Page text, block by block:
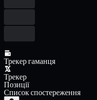
Трекер гаманця
Трекер
Позиції
Список спостереження